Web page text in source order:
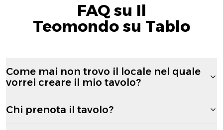
FAQ su Il
Teomondo su Tablo
Come mai non trovo il locale nel quale
vorrei creare il mio tavolo?
Chi prenota il tavolo?